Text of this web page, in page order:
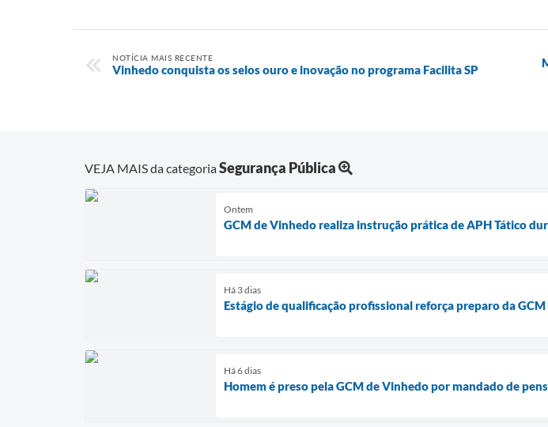
NOTÍCIA MAIS RECENTE
Vinhedo conquista os selos ouro e inovação no programa Facilita SP
VEJA MAIS da categoriaSegurança Pública
Ontem
GCM de Vinhedo realiza instrução prática de APH Tático
Há 3 dias
Estágio de qualificação profissional reforça preparo da
Há 6 dias
Homem é preso pela GCM de Vinhedo por mandado de